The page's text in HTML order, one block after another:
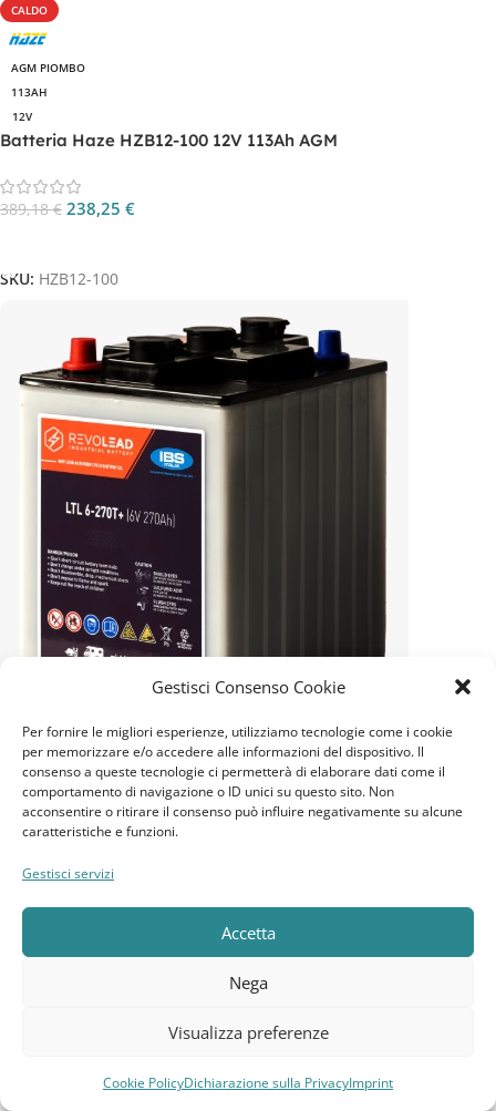
Gestisci Consenso Cookie
Per fornire le migliori esperienze, utilizziamo tecnologie come i cookie
per memorizzare e/o accedere alle informazioni del dispositivo. Il
consenso a queste tecnologie ci permetterà di elaborare dati come il
comportamento di navigazione o ID unici su questo sito. Non
acconsentire o ritirare il consenso può influire negativamente su alcune
caratteristiche e funzioni.
Gestisci servizi
Accetta
Nega
Visualizza preferenze
Cookie PolicyDichiarazione sulla PrivacyImprint
CALDO
AGM PIOMBO
113AH
12V
Batteria Haze HZB12-100 12V 113Ah AGM
389,18€ 238,25 €
SKU: HZB12-100
-41%
REVOLEAD (EX LUMINOR)
PIOMBO - ACIDO PIASTRA TUBOLARE
6V
Revolead LTL6-270T+ 6V 270Ah Compatibile Trojan TE35
Caricamento in corso...
Lista dei desideri
CarrelloMenu